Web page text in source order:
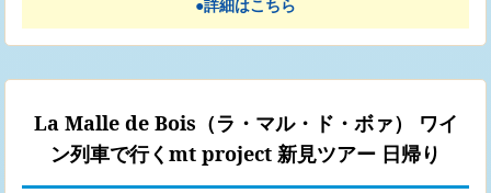
●詳細はこちら
La Malle de Bois（ラ・マル・ド・ボァ） ワイ
ン列車で行くmt project 新見ツアー 日帰り